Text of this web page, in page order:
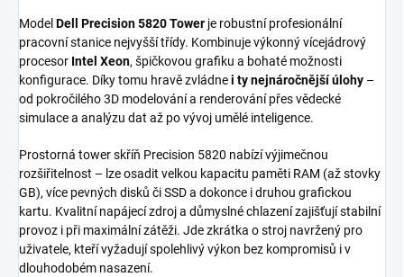
Model Dell Precision 5820 Tower je robustní profesionální
pracovní stanice nejvyšší třídy. Kombinuje výkonný vícejádrový
procesor Intel Xeon, špičkovou grafiku a bohaté možnosti
konfigurace. Díky tomu hravě zvládnei ty nejnáročnější úlohy –
od pokročilého 3D modelování a renderování přes vědecké
simulace a analýzu dat až po vývoj umělé inteligence.
Prostorná tower skříň Precision 5820 nabízí výjimečnou
rozšiřitelnost – lze osadit velkou kapacitu paměti RAM (až stovky
GB), více pevných disků či SSD a dokonce i druhou grafickou
kartu. Kvalitní napájecí zdroj a důmyslné chlazení zajišťují stabilní
provoz i při maximální zátěži. Jde zkrátka o stroj navržený pro
uživatele, kteří vyžadují spolehlivý výkon bez kompromisů i v
dlouhodobém nasazení.